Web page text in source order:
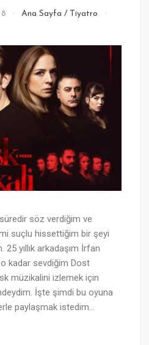
Ana Sayfa / Tiyatro
söz verdiğim ve
suçlu hissettiğim bir şeyi
yıllık arkadaşım İrfan
o kadar sevdiğim Dost
müzikalini izlemek için
İşte şimdi bu oyuna
paylaşmak istedim…